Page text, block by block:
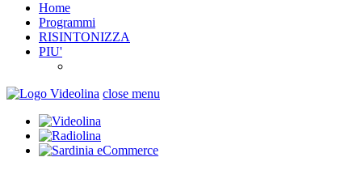
Home
Programmi
RISINTONIZZA
PIU'
close menu